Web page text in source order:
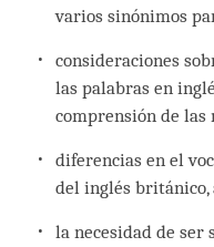
varios sinónimos
consideraciones
las palabras en
comprensión de las
diferencias en el
del inglés británico,
la necesidad de ser